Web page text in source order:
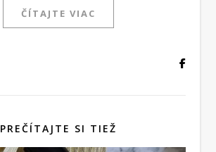
ČÍTAJTE VIAC
PREČÍTAJTE SI TIEŽ